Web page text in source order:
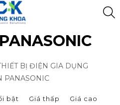
BỊ ĐIỆN GIA DỤNG
PANASONIC
bật Giá thấp Giá cao